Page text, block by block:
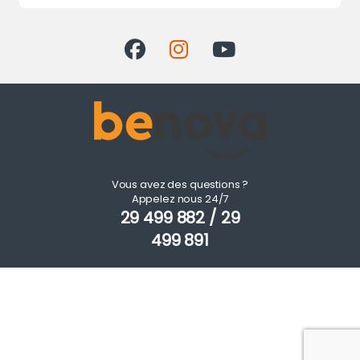
Vous avez des questions ?
Appelez nous 24/7
29 499 882 / 29
499 891